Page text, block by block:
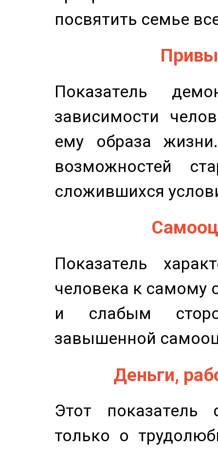
посвятить семье
Показатель
зависимости
ему образа
возможностей
сложившихся
Показатель
человека к самому
и слабым
завышенной
Деньги,
Этот показатель
только о